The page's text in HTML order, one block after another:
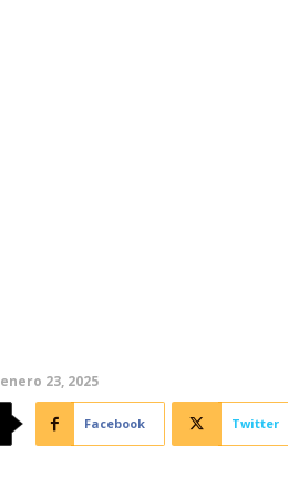
enero 23, 2025
Facebook Twitter